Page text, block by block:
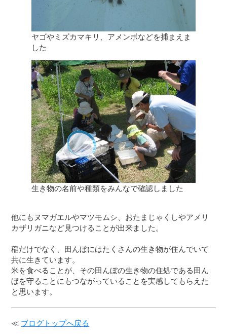
ヤゴやミズカマキリ、アメンボなどを捕まえま
した
生き物の名前や種類をみんなで確認しました
他にもヌマガエルやマツモムシ、おたまじゃくしやアメリ
カザリガニなど見つけることが出来ました。
稲だけでなく、田んぼにはたくさんの生き物が住んでいて
共に生きています。
米を食べることが、その田んぼの生き物の住処である田ん
ぼを守ることにもつながっていることを実感してもらえた
と思います。
≪ ブログトップへ戻る